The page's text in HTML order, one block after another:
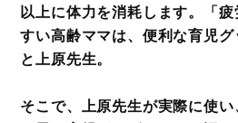
以上に体力を消耗します。「
すい高齢ママは、便利な育児グ
と上原先生。
そこで、上原先生が実際に使い